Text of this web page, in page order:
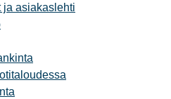
ja asiakaslehti